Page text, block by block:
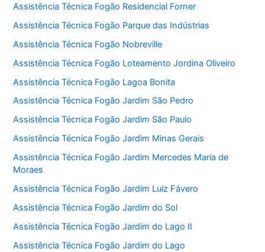
Assistência Técnica Fogão Residencial Forner
Assistência Técnica Fogão Parque das Indústrias
Assistência Técnica Fogão Nobreville
Assistência Técnica Fogão Loteamento Jordina Oliveiro
Assistência Técnica Fogão Lagoa Bonita
Assistência Técnica Fogão Jardim São Pedro
Assistência Técnica Fogão Jardim São Paulo
Assistência Técnica Fogão Jardim Minas Gerais
Assistência Técnica Fogão Jardim Mercedes Maria de
Moraes
Assistência Técnica Fogão Jardim Luiz Fávero
Assistência Técnica Fogão Jardim do Sol
Assistência Técnica Fogão Jardim do Lago II
Assistência Técnica Fogão Jardim do Lago